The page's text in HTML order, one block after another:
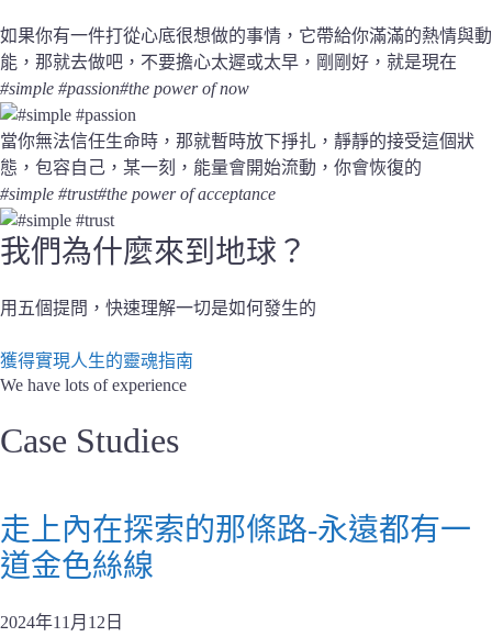
如果你有一件打從心底很想做的事情，它帶給你滿滿的熱情與動
能，那就去做吧，不要擔心太遲或太早，剛剛好，就是現在
#simple #passion#the power of now
當你無法信任生命時，那就暫時放下掙扎，靜靜的接受這個狀
態，包容自己，某一刻，能量會開始流動，你會恢復的
#simple #trust#the power of acceptance
我們為什麼來到地球？
用五個提問，快速理解一切是如何發生的
獲得實現人生的靈魂指南
We have lots of experience
Case Studies
走上內在探索的那條路-永遠都有一
道金色絲線
2024年11月12日